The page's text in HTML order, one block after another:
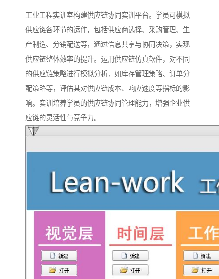
工业工程实训室构建供应链协同实训平台。学员可模拟
供应链各环节的运作，包括供应商选择、采购管理、生
产制造、分销配送等，通过信息共享与协同决策，实现
供应链整体效率的提升。运用供应链仿真软件，对不同
的供应链策略进行模拟分析，如库存管理策略、订单分
配策略等，评估其对供应链成本、响应速度等指标的影
响。实训培养学员的供应链协同管理能力，增强企业供
应链的灵活性与竞争力。​